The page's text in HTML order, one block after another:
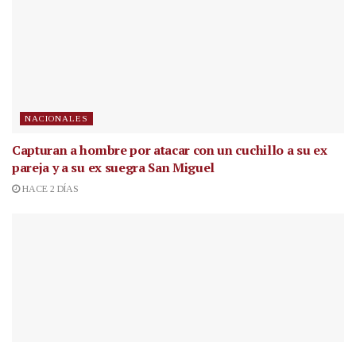
NACIONALES
Capturan a hombre por atacar con un cuchillo a su ex
pareja y a su ex suegra San Miguel
HACE 2 DÍAS